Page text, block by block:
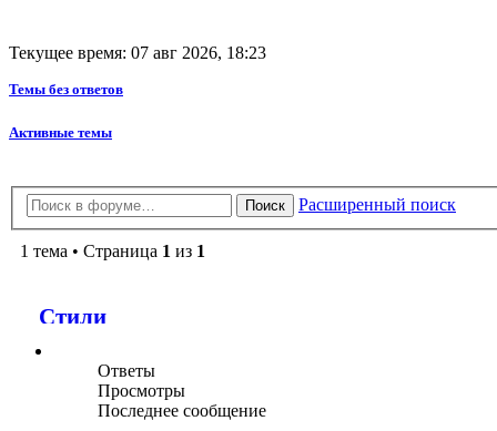
Текущее время: 07 авг 2026, 18:23
Темы без ответов
Активные темы
Поиск Расширенный поиск
1 тема • Страница 1 из 1
Стили
Ответы
Просмотры
Последнее сообщение